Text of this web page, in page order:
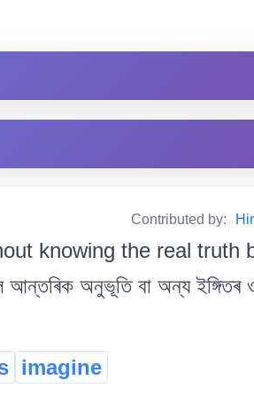
Contributed by:
knowing the real truth
অনুভূতি বা অন্য ইঙ্গিতৰ
imagine